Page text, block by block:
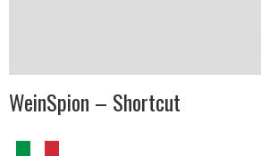
WeinSpion – Shortcut